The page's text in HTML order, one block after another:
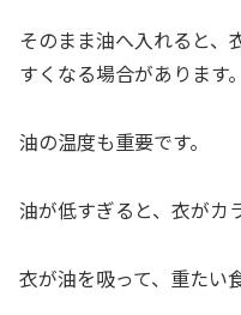
そのまま油へ入れると、
すくなる場合があります。
油の温度も重要です。
油が低すぎると、衣がカ
衣が油を吸って、重たい